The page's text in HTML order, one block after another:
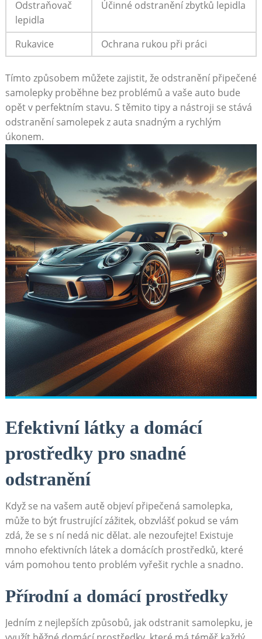
Odstraňovač
lepidla
Účinné odstranění zbytků lepidla
Rukavice Ochrana rukou při práci
Tímto způsobem můžete zajistit, že⁣ odstranění připečené
samolepky proběhne bez problémů a vaše auto bude
opět v perfektním ⁢stavu. S těmito tipy a nástroji⁣ se stává
odstranění samolepek z auta snadným a ⁢rychlým
úkonem.
Efektivní látky​ a ⁣domácí
prostředky⁢ pro snadné
⁣odstranění
Když se na vašem autě ⁤objeví připečená samolepka,
může to být frustrující ‍zážitek, ⁣obzvlášť pokud ⁤se vám
‌zdá, že se s ​ní ‌nedá nic dělat. ale ‍nezoufejte! ‌Existuje⁢
mnoho efektivních látek‌ a domácích prostředků, které
vám​ pomohou ⁣tento problém vyřešit rychle ⁣a snadno.
Přírodní ⁣a domácí‌ prostředky
Jedním z nejlepších ‍způsobů, jak ‌odstranit samolepku,⁣ je